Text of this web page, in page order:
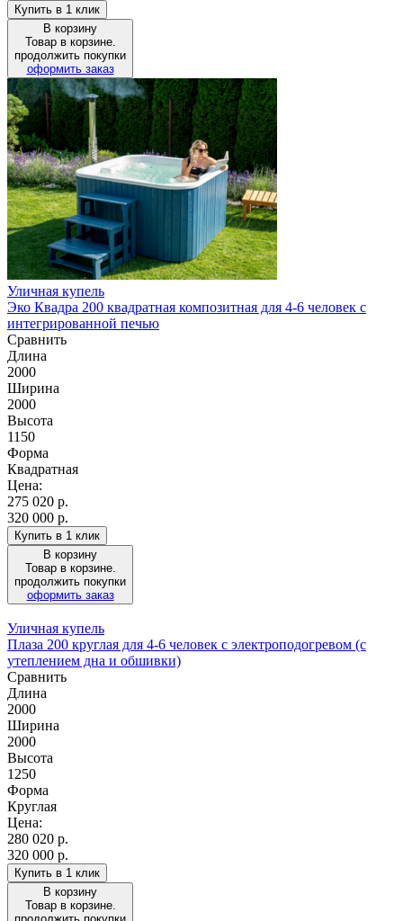
Купить в 1 клик
В корзину
Товар в корзине.
продолжить покупки
оформить заказ
Уличная купель
Эко Квадра 200 квадратная композитная для 4-6 человек с
интегрированной печью
Сравнить
Длина
2000
Ширина
2000
Высота
1150
Форма
Квадратная
Цена:
275 020 р.
320 000 р.
Купить в 1 клик
В корзину
Товар в корзине.
продолжить покупки
оформить заказ
Уличная купель
Плаза 200 круглая для 4-6 человек с электроподогревом (с
утеплением дна и обшивки)
Сравнить
Длина
2000
Ширина
2000
Высота
1250
Форма
Круглая
Цена:
280 020 р.
320 000 р.
Купить в 1 клик
В корзину
Товар в корзине.